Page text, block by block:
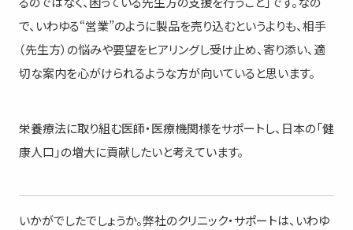
で、いわゆる“営業”のように製品を売り込むというよりも、相手
（先生方）の悩みや要望をヒアリングし受け止め、寄り添い、適
切な案内を心がけられるような方が向いていると思います。
栄養療法に取り組む医師・医療機関様をサポートし、日本の「健
康人口」の増大に貢献したいと考えています。
いかがでしたでしょうか。弊社のクリニック・サポートは、いわゆ